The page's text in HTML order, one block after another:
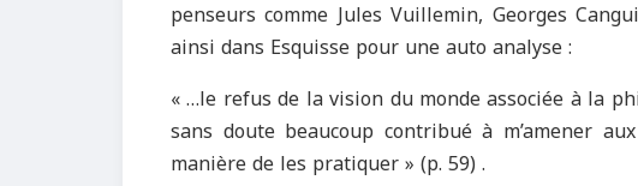
penseurs comme Jules Vuillemin, Georges
ainsi dans Esquisse pour une auto analyse :
« …le refus de la vision du monde associée à la
sans doute beaucoup contribué à m’amener
manière de les pratiquer » (p. 59) .